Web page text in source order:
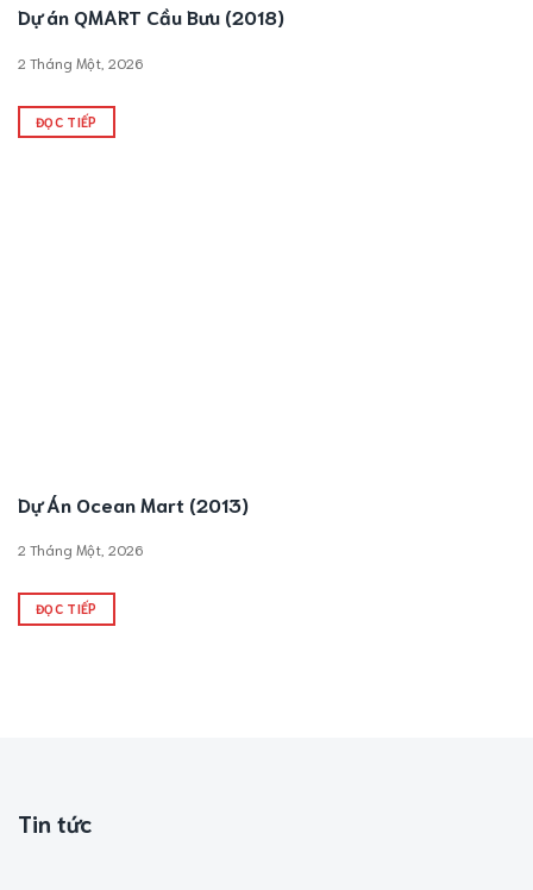
Dự án QMART Cầu Bưu (2018)
2 Tháng Một, 2026
ĐỌC TIẾP
Dự Án Ocean Mart (2013)
2 Tháng Một, 2026
ĐỌC TIẾP
Tin tức